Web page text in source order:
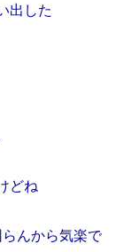
出した
どね
んから気楽で